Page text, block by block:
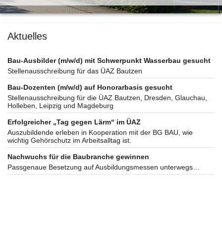
Aktuelles
Bau-Ausbilder (m/w/d) mit Schwerpunkt Wasserbau gesucht
Stellenausschreibung für das ÜAZ Bautzen
Bau-Dozenten (m/w/d) auf Honorarbasis gesucht
Stellenausschreibung für die ÜAZ Bautzen, Dresden, Glauchau,
Holleben, Leipzig und Magdeburg
Erfolgreicher „Tag gegen Lärm“ im ÜAZ
Auszubildende erleben in Kooperation mit der BG BAU, wie
wichtig Gehörschutz im Arbeitsalltag ist.
Nachwuchs für die Baubranche gewinnen
Passgenaue Besetzung auf Ausbildungsmessen unterwegs…